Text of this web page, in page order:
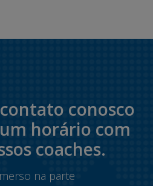
conosco
horário com
coaches.
na parte